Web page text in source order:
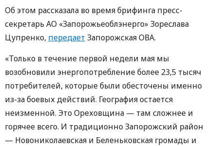
Об этом рассказала во время брифинга пресс-
секретарь АО «Запорожьеоблэнерго» Зореслава
Цупренко, передает Запорожская ОВА.
«Только в течение первой недели мая мы
возобновили энергопотребление более 23,5 тысяч
потребителей, которые были обесточены именно
из-за боевых действий. География остается
неизменной. Это Ореховщина — там сложнее и
горячее всего. И традиционно Запорожский район
— Новониколаевская и Беленьковская громады и